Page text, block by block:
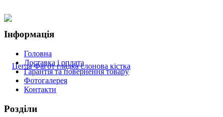
Інформація
Головна
Доставка і оплата
Гарантія та повернення товару
Фотогалерея
Контакти
Розділи